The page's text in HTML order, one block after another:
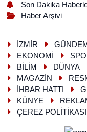
Son Dakika
Haber Arşivi
İZMİR GÜNDEM
EKONOMİ
BİLİM
DÜNYA
MAGAZİN
İHBAR HATTI
KÜNYE
ÇEREZ POLİTİKASI